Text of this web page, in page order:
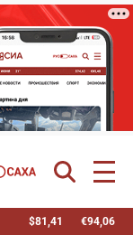
$81,41 €94,06